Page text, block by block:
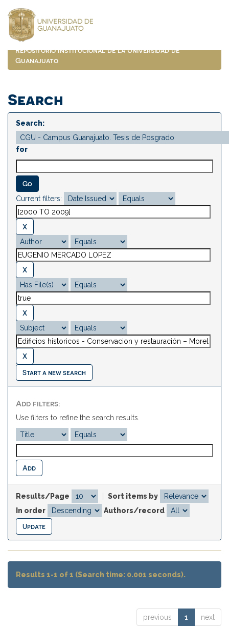
navigation
Repositorio Institucional de la Universidad de
Guanajuato
Search
Search:
for
Current filters:
Start a new search
Add filters:
Use filters to refine the search results.
Results/Page
Sort items by
In order
Authors/record
Results 1-1 of 1 (Search time: 0.001 seconds).
previous 1 next